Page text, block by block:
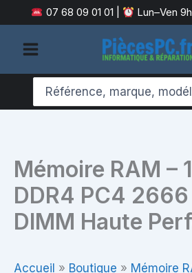
au
contenu
07 68 09 01 01 Lun–Ven
Search
for:
Mémoire RAM –
DDR4 PC4
DIMM Haute
Accueil » Boutique » Mémoire